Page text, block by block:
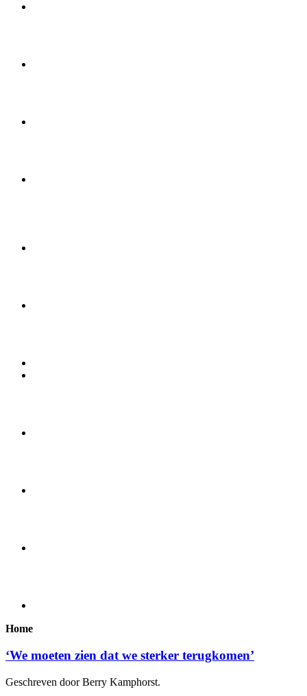
Home
‘We moeten zien dat we sterker terugkomen’
Geschreven door Berry Kamphorst.